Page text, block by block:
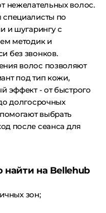
нежелательных волос.
по
и шугарингу с
методик и
без звонков.
волос позволяют
под тип кожи,
эффект - от быстрого
долгосрочных
выбрать
после сеанса для
на Bellehub
зон;